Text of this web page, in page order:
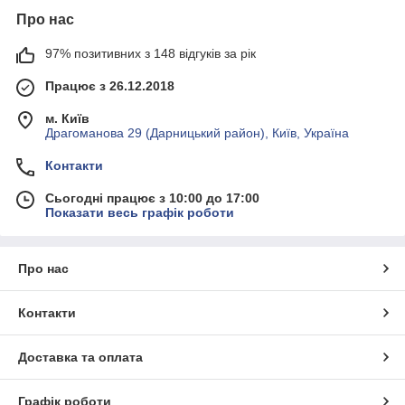
Про нас
97% позитивних з 148 відгуків за рік
Працює з 26.12.2018
м. Київ
Драгоманова 29 (Дарницький район), Київ, Україна
Контакти
Сьогодні працює з 10:00 до 17:00
Показати весь графік роботи
Про нас
Контакти
Доставка та оплата
Графік роботи